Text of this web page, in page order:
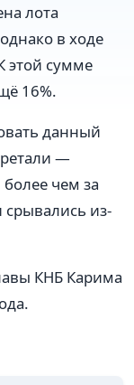
лота
в ходе
этой сумме
16%.
данный
—
более чем за
срывались из-
КНБ Карима